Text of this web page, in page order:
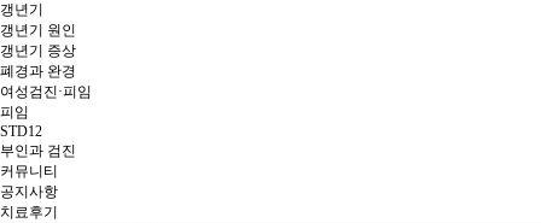
갱년기
갱년기 원인
갱년기 증상
폐경과 완경
여성검진·피임
피임
STD12
부인과 검진
커뮤니티
공지사항
치료후기
이전글
비정상 자궁출혈 무조건 적출이 답일까? 자궁근종 · 선근증 · 내막증식증 차이점과 30
년 경력 전문의가 말하는 원인과 치료법
다음글
강남 권산부인과 더 쾌적하고 전문적인 진료를 위해, 새로운 공간에서 시작합니다. 새
로운곳 소개 영상!
목록
문의전화
02-555-7866
010-4348-8534
010-4245-8534